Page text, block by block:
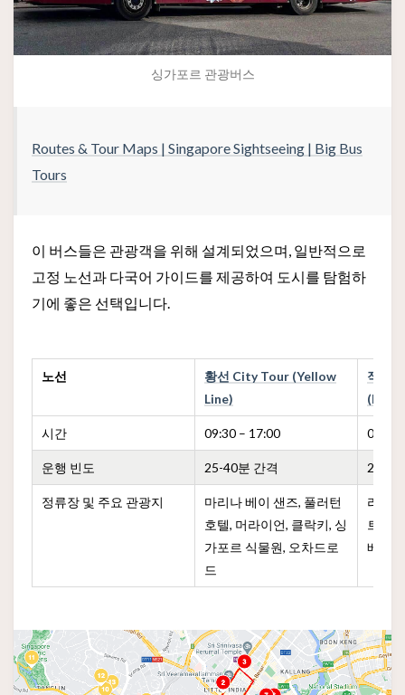
싱가포르 관광버스
Routes & Tour Maps | Singapore Sightseeing | Big Bus
Tours
이 버스들은 관광객을 위해 설계되었으며, 일반적으로
고정 노선과 다국어 가이드를 제공하여 도시를 탐험하
기에 좋은 선택입니다.
노선
황선 City Tour (Yellow
Line)
적선
(Red
시간 09:30 – 17:00 09:40
운행 빈도 25-40분 간격 25-35
정류장 및 주요 관광지
마리나 베이 샌즈, 풀러턴
호텔, 머라이언, 클락키, 싱
가포르 식물원, 오차드로
드
리틀
트키,
베이